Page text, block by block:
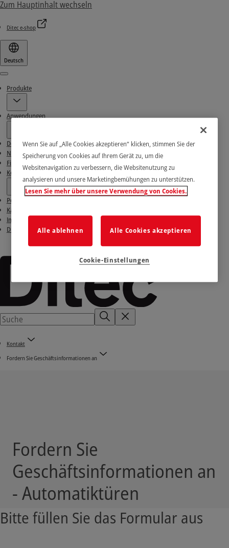
Zum Hauptinhalt wechseln
Ditec e-shop
Deutsch
Menu
Produkte
Anwendungen
Download-Bereich
News
Finden Sie unsere Partner
Kontakt
Peiser
Karriere
Impressum
Ditec e-shop
Kontakt
Fordern Sie Geschäftsinformationen an
Fordern Sie
Geschäftsinformationen an
- Automatiktüren
Bitte füllen Sie das Formular aus
Wenn Sie auf „Alle Cookies akzeptieren“ klicken, stimmen Sie der
Speicherung von Cookies auf Ihrem Gerät zu, um die
Websitenavigation zu verbessern, die Websitenutzung zu
analysieren und unsere Marketingbemühungen zu unterstützen.
Lesen Sie mehr über unsere Verwendung von Cookies.
Alle ablehnen Alle Cookies akzeptieren
Cookie-Einstellungen